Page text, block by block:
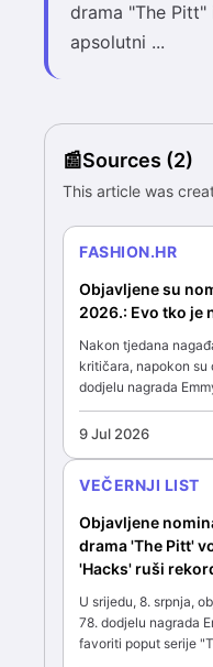
drama "The Pitt"
apsolutni ...
Sources (2)
This article was
FASHION.HR
Objavljene su
2026.: Evo tko je
Nakon tjedana
kritičara, napokon
dodjelu nagrada
9 Jul 2026
VEČERNJI LIST
Objavljene
drama 'The Pitt'
'Hacks' ruši
U srijedu, 8. srpnja,
78. dodjelu nagrada
favoriti poput serije